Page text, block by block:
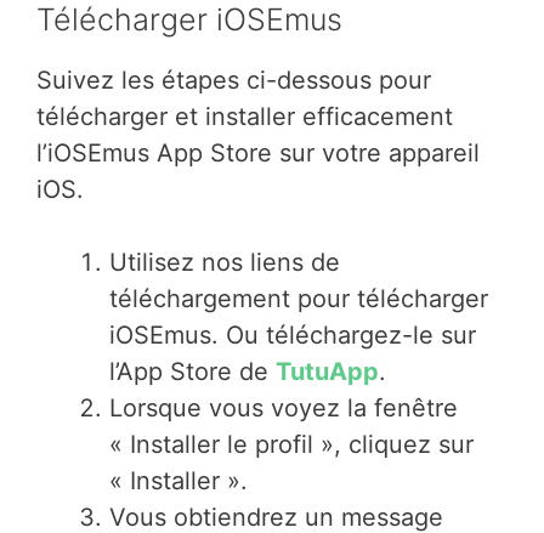
Télécharger iOSEmus
Suivez les étapes ci-dessous pour
télécharger et installer efficacement
l’iOSEmus App Store sur votre appareil
iOS.
Utilisez nos liens de
téléchargement pour télécharger
iOSEmus. Ou téléchargez-le sur
l’App Store de TutuApp.
Lorsque vous voyez la fenêtre
« Installer le profil », cliquez sur
« Installer ».
Vous obtiendrez un message